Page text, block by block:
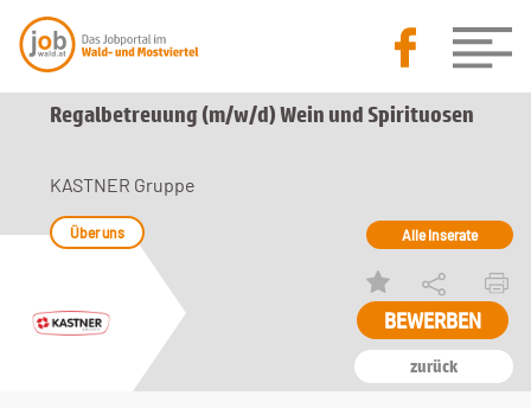
Regalbetreuung (m/w/d) Wein und Spirituosen
zurück
KASTNER Gruppe
Über uns Alle Inserate